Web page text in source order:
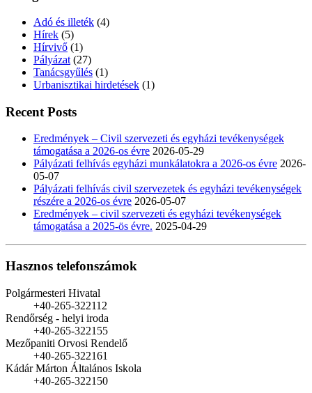
Adó és illeték (4)
Hírek (5)
Hírvivő (1)
Pályázat (27)
Tanácsgyűlés (1)
Urbanisztikai hirdetések (1)
Recent Posts
Eredmények – Civil szervezeti és egyházi tevékenységek
támogatása a 2026-os évre 2026-05-29
Pályázati felhívás egyházi munkálatokra a 2026-os évre 2026-
05-07
Pályázati felhívás civil szervezetek és egyházi tevékenységek
részére a 2026-os évre 2026-05-07
Eredmények – civil szervezeti és egyházi tevékenységek
támogatása a 2025-ös évre. 2025-04-29
Hasznos telefonszámok
Polgármesteri Hivatal
+40-265-322112
Rendőrség - helyi iroda
+40-265-322155
Mezőpaniti Orvosi Rendelő
+40-265-322161
Kádár Márton Általános Iskola
+40-265-322150